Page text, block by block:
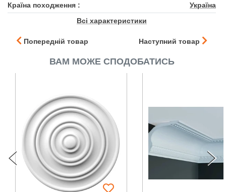
Країна походження :
Україна
Всі характеристики
Попередній товар Наступний товар
ВАМ МОЖЕ СПОДОБАТИСЬ